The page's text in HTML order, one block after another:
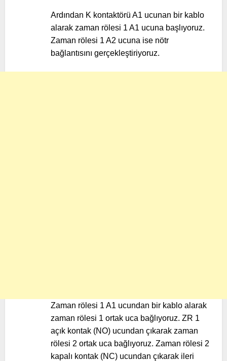
Ardından K kontaktörü A1 ucunan bir kablo
alarak zaman rölesi 1 A1 ucuna başlıyoruz.
Zaman rölesi 1 A2 ucuna ise nötr
bağlantısını gerçekleştiriyoruz.
Zaman rölesi 1 A1 ucundan bir kablo alarak
zaman rölesi 1 ortak uca bağlıyoruz. ZR 1
açık kontak (NO) ucundan çıkarak zaman
rölesi 2 ortak uca bağlıyoruz. Zaman rölesi 2
kapalı kontak (NC) ucundan çıkarak ileri